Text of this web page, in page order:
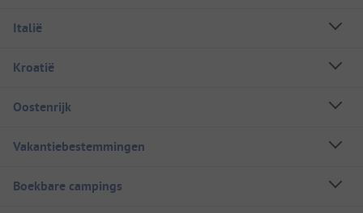
Italië
Kroatië
Oostenrijk
Vakantiebestemmingen
Boekbare campings